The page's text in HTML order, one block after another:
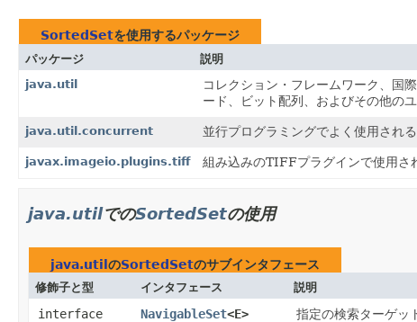
SortedSetを使用するパッケージ
パッケージ
説明
java.util
コレクション・フレームワーク、国
ード、ビット配列、およびその他の
java.util.concurrent 並行プログラミングでよく使用され
javax.imageio.plugins.tiff 組み込みのTIFFプラグインで使用さ
java.utilでのSortedSetの使用
java.utilのSortedSetのサブインタフェース
修飾子と型 インタフェース 説明
interface NavigableSet<E> 指定の検索ターゲッ